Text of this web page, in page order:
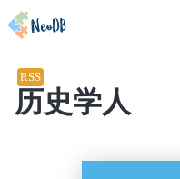
历史学人
RSS